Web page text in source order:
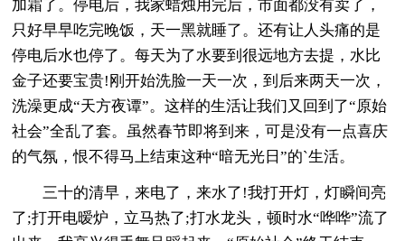
加霜了。停电后，我家蜡烛用完后，市面都没有卖了，
只好早早吃完晚饭，天一黑就睡了。还有让人头痛的是
停电后水也停了。每天为了水要到很远地方去提，水比
金子还要宝贵!刚开始洗脸一天一次，到后来两天一次，
洗澡更成“天方夜谭”。这样的生活让我们又回到了“原始
社会”全乱了套。虽然春节即将到来，可是没有一点喜庆
的气氛，恨不得马上结束这种“暗无光日”的`生活。
三十的清早，来电了，来水了!我打开灯，灯瞬间亮
了;打开电暧炉，立马热了;打水龙头，顿时水“哗哗”流了